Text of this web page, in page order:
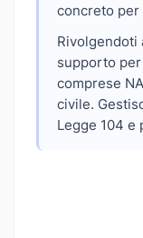
concreto
Rivolgendoti
supporto per
comprese
civile.
Legge 104 e